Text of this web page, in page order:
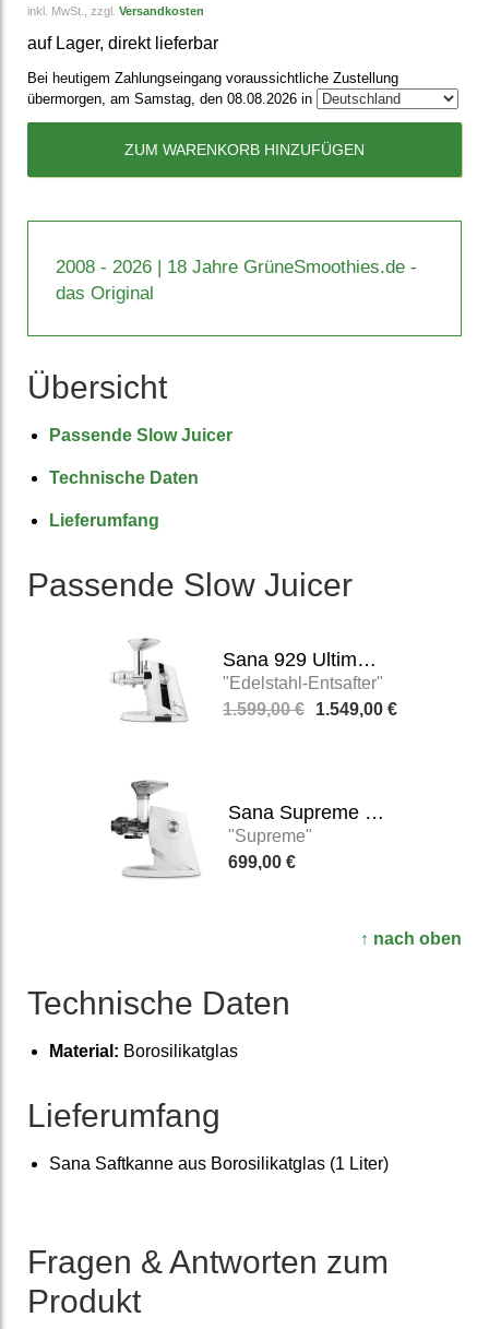
inkl. MwSt., zzgl. Versandkosten
auf Lager, direkt lieferbar
Bei heutigem Zahlungseingang voraussichtliche Zustellung
übermorgen, am Samstag, den 08.08.2026 in
ZUM WARENKORB HINZUFÜGEN
2008 - 2026 | 18 Jahre GrüneSmoothies.de -
das Original
Übersicht
Passende Slow Juicer
Technische Daten
Lieferumfang
Passende Slow Juicer
Sana 929 Ultimate Juicer
"Edelstahl-Entsafter"
1.599,00 €
1.549,00 €
Sana Supreme 727
"Supreme"
699,00 €
↑ nach oben
Technische Daten
Material: Borosilikatglas
Liefer­umfang
Sana Saftkanne aus Borosilikatglas (1 Liter)
Fragen & Antworten zum
Produkt